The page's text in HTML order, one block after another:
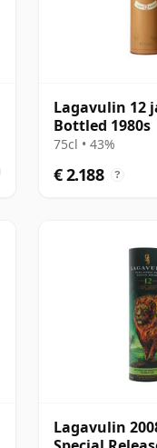
Lagavulin 12
Bottled 1980s
75cl • 43%
€ 2.188 ?
Lagavulin